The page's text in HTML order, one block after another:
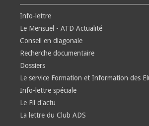
Info-lettre
Le Mensuel - ATD Actualité
Conseil en diagonale
Recherche documentaire
Dossiers
Le service Formation et Information des
Info-lettre spéciale
Le Fil d'actu
La lettre du Club ADS